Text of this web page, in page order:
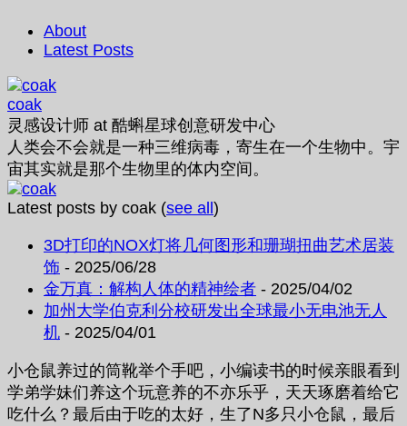
About
Latest Posts
coak
灵感设计师 at 酷蝌星球创意研发中心
人类会不会就是一种三维病毒，寄生在一个生物中。宇
宙其实就是那个生物里的体内空间。
Latest posts by coak (see all)
3D打印的NOX灯将几何图形和珊瑚扭曲艺术居装
饰 - 2025/06/28
金万真：解构人体的精神绘者 - 2025/04/02
加州大学伯克利分校研发出全球最小无电池无人
机 - 2025/04/01
小仓鼠养过的筒靴举个手吧，小编读书的时候亲眼看到
学弟学妹们养这个玩意养的不亦乐乎，天天琢磨着给它
吃什么？最后由于吃的太好，生了N多只小仓鼠，最后